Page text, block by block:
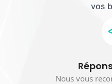
vos
Nous vous